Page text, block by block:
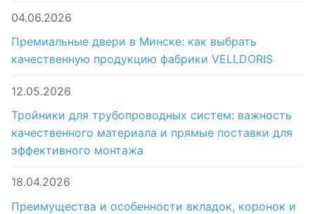
04.06.2026
Премиальные двери в Минске: как выбрать
качественную продукцию фабрики VELLDORIS
12.05.2026
Тройники для трубопроводных систем: важность
качественного материала и прямые поставки для
эффективного монтажа
18.04.2026
Преимущества и особенности вкладок, коронок и